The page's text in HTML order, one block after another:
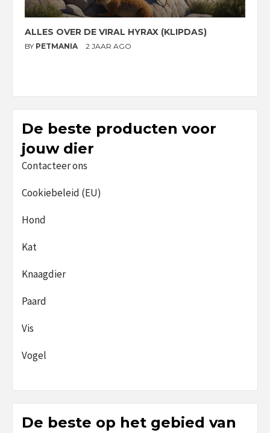
ALLES OVER DE VIRAL HYRAX (KLIPDAS)
BY PETMANIA 2 JAAR AGO
De beste producten voor
jouw dier
Contacteer ons
Cookiebeleid (EU)
Hond
Kat
Knaagdier
Paard
Vis
Vogel
De beste op het gebied van